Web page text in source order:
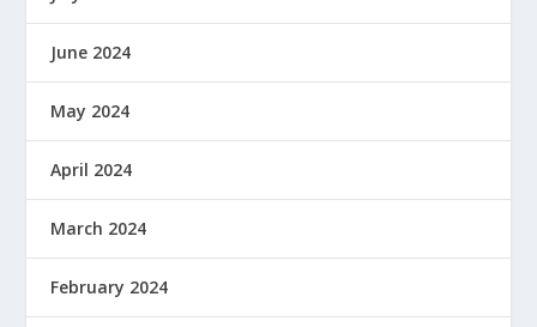
June 2024
May 2024
April 2024
March 2024
February 2024